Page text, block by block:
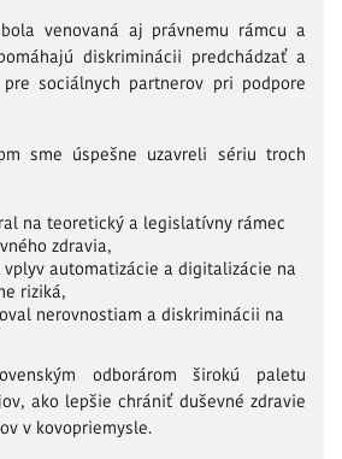
venovaná aj právnemu rámcu a
diskriminácii predchádzať a
sociálnych partnerov pri podpore
sme úspešne uzavreli sériu troch
na teoretický a legislatívny rámec
zdravia,
automatizácie a digitalizácie na
riziká,
nerovnostiam a diskriminácii na
odborárom širokú paletu
ako lepšie chrániť duševné zdravie
v kovopriemysle.